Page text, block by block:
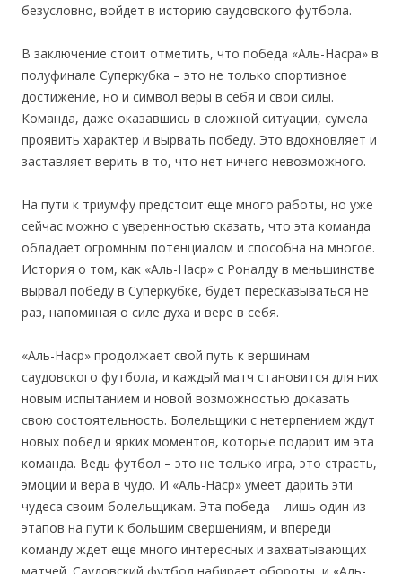
безусловно, войдет в историю саудовского футбола.
В заключение стоит отметить, что победа «Аль-Насра» в
полуфинале Суперкубка – это не только спортивное
достижение, но и символ веры в себя и свои силы.
Команда, даже оказавшись в сложной ситуации, сумела
проявить характер и вырвать победу. Это вдохновляет и
заставляет верить в то, что нет ничего невозможного.
На пути к триумфу предстоит еще много работы, но уже
сейчас можно с уверенностью сказать, что эта команда
обладает огромным потенциалом и способна на многое.
История о том, как «Аль-Наср» с Роналду в меньшинстве
вырвал победу в Суперкубке, будет пересказываться не
раз, напоминая о силе духа и вере в себя.
«Аль-Наср» продолжает свой путь к вершинам
саудовского футбола, и каждый матч становится для них
новым испытанием и новой возможностью доказать
свою состоятельность. Болельщики с нетерпением ждут
новых побед и ярких моментов, которые подарит им эта
команда. Ведь футбол – это не только игра, это страсть,
эмоции и вера в чудо. И «Аль-Наср» умеет дарить эти
чудеса своим болельщикам. Эта победа – лишь один из
этапов на пути к большим свершениям, и впереди
команду ждет еще много интересных и захватывающих